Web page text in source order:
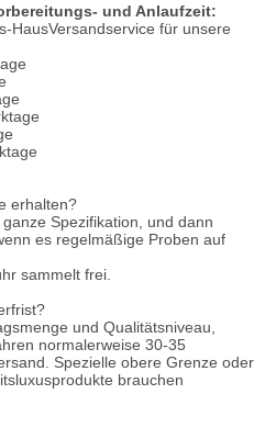
und Anlaufzeit:
HausVersandservice für unsere
erhalten?
Spezifikation, und dann
es regelmäßige Proben auf
sammelt frei.
und Qualitätsniveau,
normalerweise 30-35
Spezielle obere Grenze oder
brauchen